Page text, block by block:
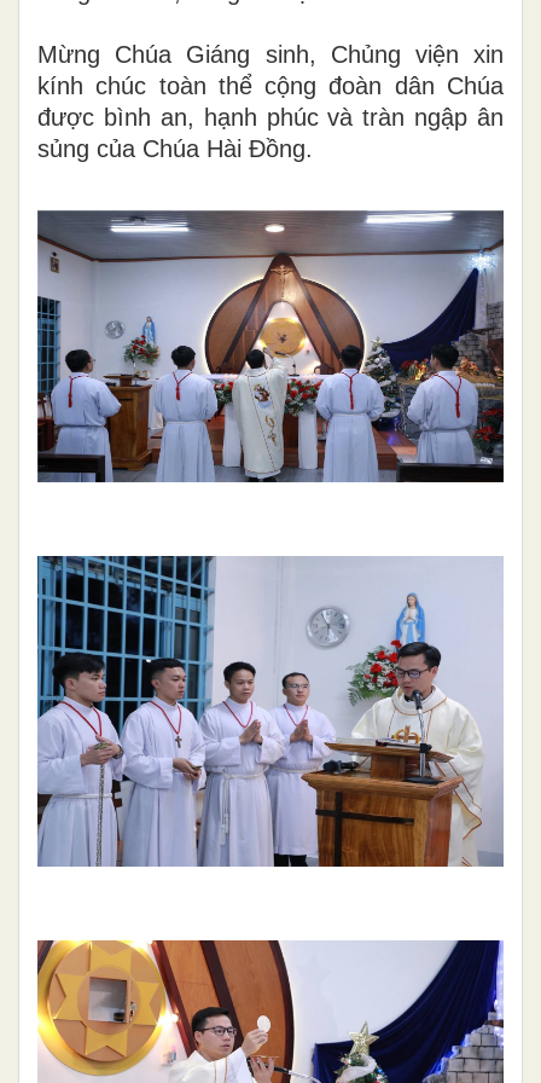
Mừng Chúa Giáng sinh, Chủng viện xin
kính chúc toàn thể cộng đoàn dân Chúa
được bình an, hạnh phúc và tràn ngập ân
sủng của Chúa Hài Đồng.